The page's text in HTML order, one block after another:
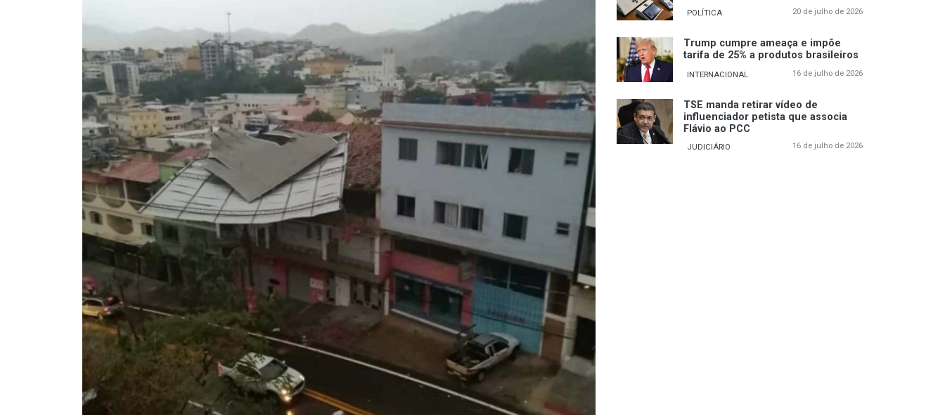
POLÍTICA 20 de julho de 2026
Trump cumpre ameaça e impõe
tarifa de 25% a produtos brasileiros
INTERNACIONAL 16 de julho de 2026
TSE manda retirar vídeo de
influenciador petista que associa
Flávio ao PCC
JUDICIÁRIO 16 de julho de 2026